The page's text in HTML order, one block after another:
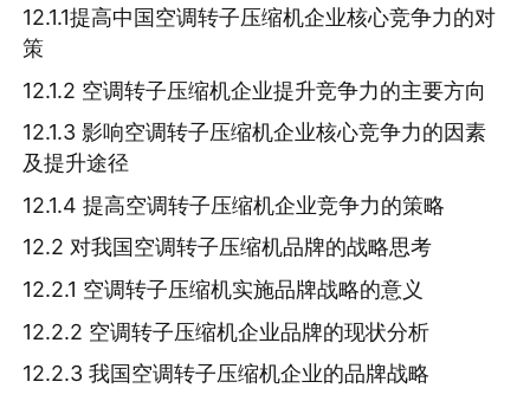
12.1.1提高中国空调转子压缩机企业核心竞争力的对
策
12.1.2 空调转子压缩机企业提升竞争力的主要方向
12.1.3 影响空调转子压缩机企业核心竞争力的因素
及提升途径
12.1.4 提高空调转子压缩机企业竞争力的策略
12.2 对我国空调转子压缩机品牌的战略思考
12.2.1 空调转子压缩机实施品牌战略的意义
12.2.2 空调转子压缩机企业品牌的现状分析
12.2.3 我国空调转子压缩机企业的品牌战略